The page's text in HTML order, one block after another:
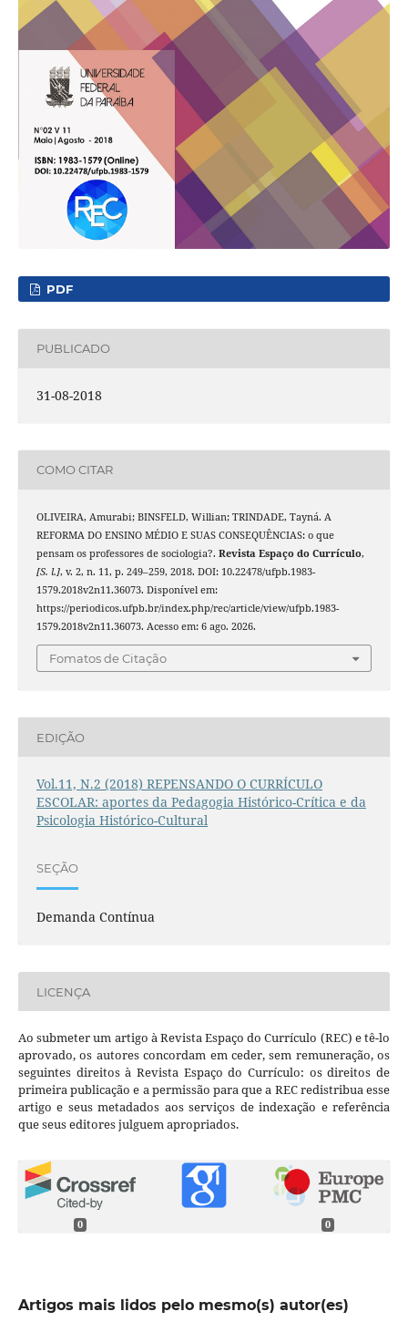
PDF
PUBLICADO
31-08-2018
COMO CITAR
OLIVEIRA, Amurabi; BINSFELD, Willian; TRINDADE, Tayná. A
REFORMA DO ENSINO MÉDIO E SUAS CONSEQUÊNCIAS: o que
pensam os professores de sociologia?. Revista Espaço do Currículo,
[S. l.], v. 2, n. 11, p. 249–259, 2018. DOI: 10.22478/ufpb.1983-
1579.2018v2n11.36073. Disponível em:
https://periodicos.ufpb.br/index.php/rec/article/view/ufpb.1983-
1579.2018v2n11.36073. Acesso em: 6 ago. 2026.
Fomatos de Citação
EDIÇÃO
Vol.11, N.2 (2018) REPENSANDO O CURRÍCULO
ESCOLAR: aportes da Pedagogia Histórico-Crítica e da
Psicologia Histórico-Cultural
SEÇÃO
Demanda Contínua
LICENÇA
Ao submeter um artigo à Revista Espaço do Currículo (REC) e tê-lo
aprovado, os autores concordam em ceder, sem remuneração, os
seguintes direitos à Revista Espaço do Currículo: os direitos de
primeira publicação e a permissão para que a REC redistribua esse
artigo e seus metadados aos serviços de indexação e referência
que seus editores julguem apropriados.
0 0
Artigos mais lidos pelo mesmo(s) autor(es)